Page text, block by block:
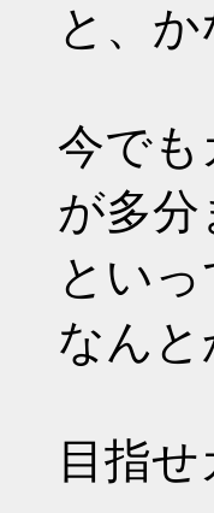
と、
今で
が多
とい
なん
目指